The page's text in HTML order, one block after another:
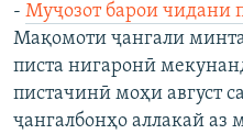
- Муҷозот барои чидани
Мақомоти ҷангали
писта нигаронӣ
пистачинӣ моҳи август
ҷангалбонҳо аллакай аз